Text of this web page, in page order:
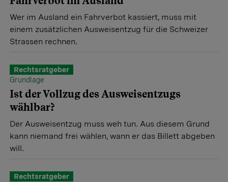
Wer im Ausland ein Fahrverbot kassiert, muss mit
einem zusätzlichen Ausweisentzug für die Schweizer
Strassen rechnen.
Rechtsratgeber
Grundlage
Ist der Vollzug des Ausweisentzugs
wählbar?
Der Ausweisentzug muss weh tun. Aus diesem Grund
kann niemand frei wählen, wann er das Billett abgeben
will.
Rechtsratgeber